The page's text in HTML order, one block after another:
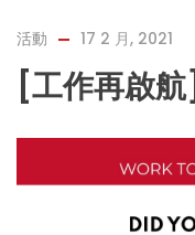
活動 17 2 月, 2021
[工作再啟航]